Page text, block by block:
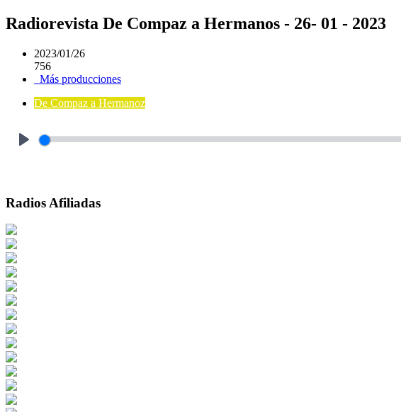
Radiorevista De Compaz a Hermanos - 26- 01 - 2023
2023/01/26
756
Más producciones
De Compaz a Hermanoz
Radios Afiliadas